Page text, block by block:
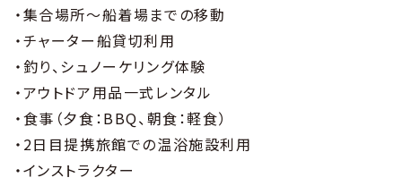
・集合場所〜船着場までの移動
・チャーター船貸切利用
・釣り、シュノーケリング体験
・アウトドア用品一式レンタル
・食事（夕食：BBQ、朝食：軽食）
・2日目提携旅館での温浴施設利用
・インストラクター